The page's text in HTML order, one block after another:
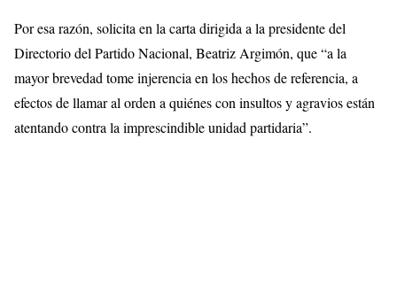
Por esa razón, solicita en la carta dirigida a la presidente del
Directorio del Partido Nacional, Beatriz Argimón, que “a la
mayor brevedad tome injerencia en los hechos de referencia, a
efectos de llamar al orden a quiénes con insultos y agravios están
atentando contra la imprescindible unidad partidaria”.